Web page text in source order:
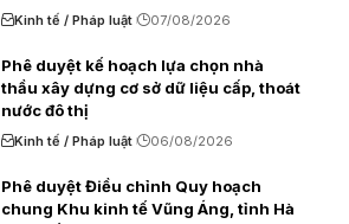
Kinh tế / Pháp luật 07/08/2026
Phê duyệt kế hoạch lựa chọn nhà
thầu xây dựng cơ sở dữ liệu cấp, thoát
nước đô thị
Kinh tế / Pháp luật 06/08/2026
Phê duyệt Điều chỉnh Quy hoạch
chung Khu kinh tế Vũng Áng, tỉnh Hà